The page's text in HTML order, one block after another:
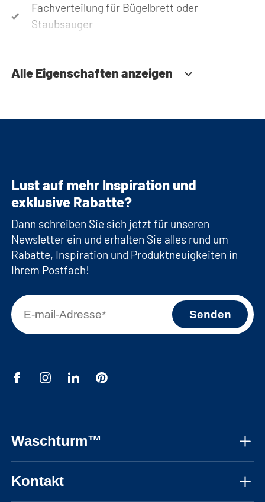
Fachverteilung für Bügelbrett oder
Staubsauger
Alle Eigenschaften anzeigen
Waschturm™
Kontakt
Lust auf mehr Inspiration und
exklusive Rabatte?
Dann schreiben Sie sich jetzt für unseren
Newsletter ein und erhalten Sie alles rund um
Rabatte, Inspiration und Produktneuigkeiten in
Ihrem Postfach!